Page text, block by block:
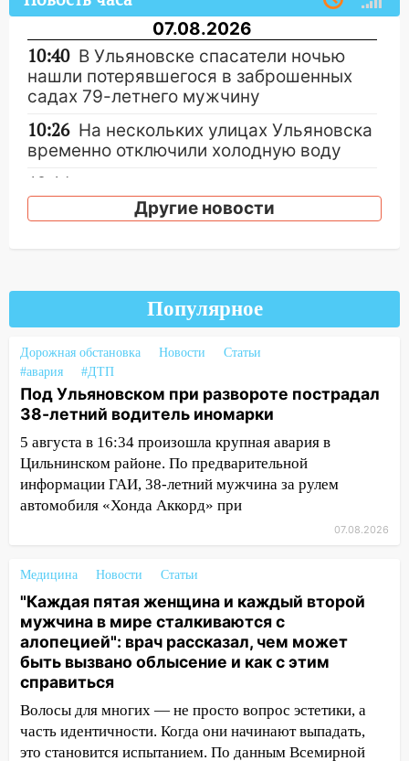
07.08.2026
10:40 В Ульяновске спасатели ночью
нашли потерявшегося в заброшенных
садах 79-летнего мужчину
10:26 На нескольких улицах Ульяновска
временно отключили холодную воду
10:14
коррупционной схемы при ЦГКБ
отправили в колонию на 7 и 8 лет
09:41 Диана Шурыгина уверовала в
Бога в СИЗО
09:35 В Ульяновске директора фирмы
будут судить за неуплату налогов на 48
млн рублей
08:22 Подросток на питбайке сбил
велосипедистку: пострадали двое
07:20 Жара возвращается: ожидается
06:00
Под Ульяновском при развороте
пострадал 38-летний водитель
иномарки
05:00 «Каждая пятая женщина и каждый
второй мужчина в мире сталкиваются с
алопецией»: врач рассказал, чем может
быть вызвано облысение и как с этим
справиться
Другие новости
Популярное
Дорожная обстановка Новости
Статьи
#авария
#ДТП
Под Ульяновском при развороте пострадал
38-летний водитель иномарки
5 августа в 16:34 произошла крупная авария в
Цильнинском районе. По предварительной
информации ГАИ, 38-летний мужчина за рулем
автомобиля «Хонда Аккорд» при
07.08.2026
Медицина Новости Статьи
"Каждая пятая женщина и каждый второй
мужчина в мире сталкиваются с
алопецией": врач рассказал, чем может
быть вызвано облысение и как с этим
справиться
Волосы для многих — не просто вопрос эстетики, а
часть идентичности. Когда они начинают выпадать,
это становится испытанием. По данным Всемирной